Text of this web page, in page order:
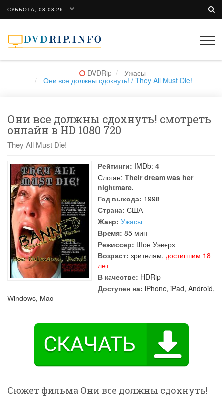
СУББОТА, 08-08-26
DVDRip Ужасы
Они все должны сдохнуть! / They All Must Die!
Они все должны сдохнуть! смотреть
онлайн в HD 1080 720
They All Must Die!
Рейтинги: IMDb: 4
Слоган: Their dream was her
nightmare.
Год выхода: 1998
Страна: США
Жанр: Ужасы
Время: 85 мин
Режиссер: Шон Уэверз
Возраст: зрителям, достигшим 18
лет
В качестве: HDRip
Доступен на: iPhone, iPad, Android,
Windows, Mac
Сюжет фильма Они все должны сдохнуть!